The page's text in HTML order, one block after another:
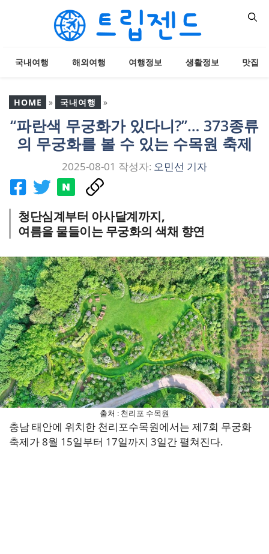
뛰
기
국내여행 해외여행 여행정보 생활정보 맛집
HOME » 국내여행 »
“파란색 무궁화가 있다
니?”… 373종류의 무궁화
를 볼 수 있는 수목원 축제
“파란색 무궁화가 있다니?”… 373종류
의 무궁화를 볼 수 있는 수목원 축제
2025-08-01 작성자: 오민선 기자
청단심계부터 아사달계까지,
여름을 물들이는 무궁화의 색채 향연
출처 : 천리포 수목원
충남 태안에 위치한 천리포수목원에서는 제7회 무궁화
축제가 8월 15일부터 17일까지 3일간 펼쳐진다.